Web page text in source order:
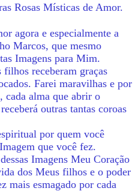
Rosas Místicas de Amor.
agora e especialmente a
Marcos, que mesmo
Imagens para Mim.
receberam graças
Farei maravilhas e por
cada alma que abrir o
outras tantas coroas
por quem você
que você fez.
Imagens Meu Coração
dos Meus filhos e o poder
mais esmagado por cada